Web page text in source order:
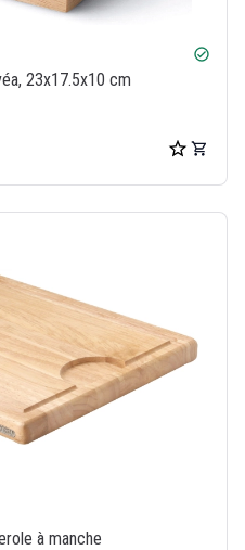
check_circle
23x17.5x10 cm
à manche